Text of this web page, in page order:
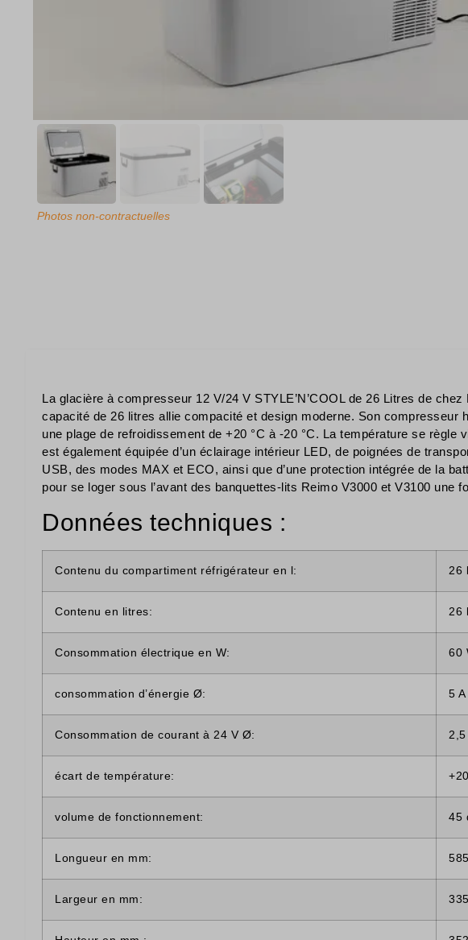
Photos non-contractuelles
La glacière à compresseur 12 V/24 V STYLE’N’COOL de 26 Litres de chez
capacité de 26 litres allie compacité et design moderne. Son compresseur
une plage de refroidissement de +20 °C à -20 °C. La température se règle
est également équipée d’un éclairage intérieur LED, de poignées de
USB, des modes MAX et ECO, ainsi que d’une protection intégrée de la
pour se loger sous l’avant des banquettes-lits Reimo V3000 et V3100 une
Données techniques :
Contenu du compartiment réfrigérateur en l: 26 l
Contenu en litres: 26 l
Consommation électrique en W: 60
consommation d’énergie Ø: 5 A
Consommation de courant à 24 V Ø: 2,5
écart de température:
volume de fonctionnement: 45
Longueur en mm:
Largeur en mm: